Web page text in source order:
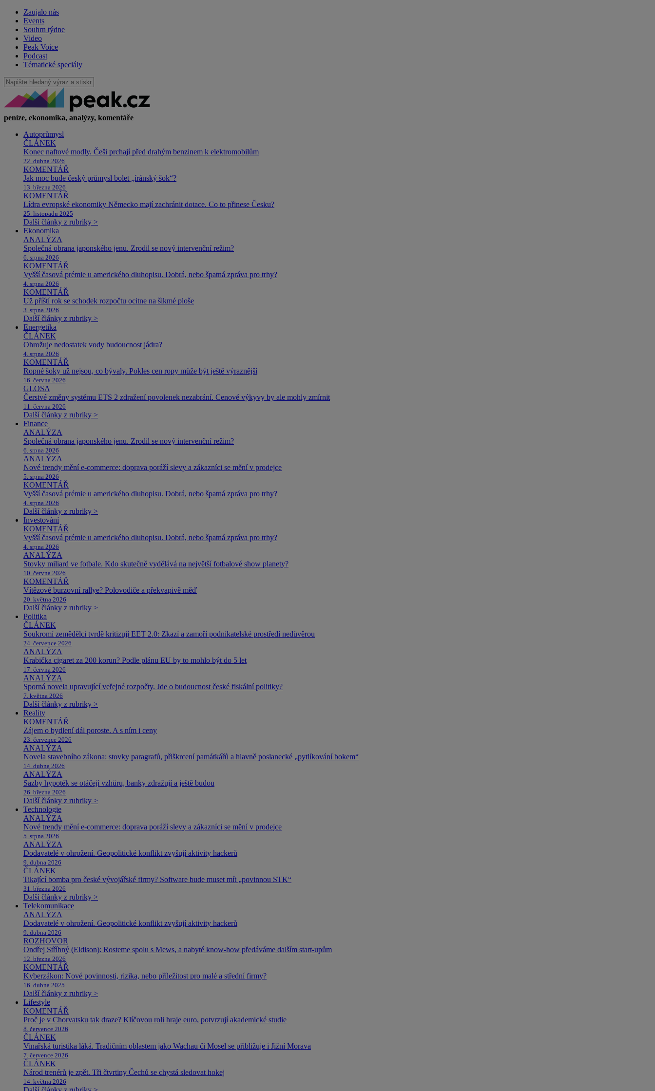
Zaujalo nás
Events
Souhrn týdne
Video
Peak Voice
Podcast
Tématické speciály
peníze, ekonomika, analýzy, komentáře
Autoprůmysl
ČLÁNEK
Konec naftové modly. Češi prchají před drahým benzinem k elektromobilům
22. dubna 2026
KOMENTÁŘ
Jak moc bude český průmysl bolet „íránský šok“?
13. března 2026
KOMENTÁŘ
Lídra evropské ekonomiky Německo mají zachránit dotace. Co to přinese Česku?
25. listopadu 2025
Další články z rubriky >
Ekonomika
ANALÝZA
Společná obrana japonského jenu. Zrodil se nový intervenční režim?
6. srpna 2026
KOMENTÁŘ
Vyšší časová prémie u amerického dluhopisu. Dobrá, nebo špatná zpráva pro trhy?
4. srpna 2026
KOMENTÁŘ
Už příští rok se schodek rozpočtu ocitne na šikmé ploše
3. srpna 2026
Další články z rubriky >
Energetika
ČLÁNEK
Ohrožuje nedostatek vody budoucnost jádra?
4. srpna 2026
KOMENTÁŘ
Ropné šoky už nejsou, co bývaly. Pokles cen ropy může být ještě výraznější
16. června 2026
GLOSA
Čerstvé změny systému ETS 2 zdražení povolenek nezabrání. Cenové výkyvy by ale mohly zmírnit
11. června 2026
Další články z rubriky >
Finance
ANALÝZA
Společná obrana japonského jenu. Zrodil se nový intervenční režim?
6. srpna 2026
ANALÝZA
Nové trendy mění e-commerce: doprava poráží slevy a zákazníci se mění v prodejce
5. srpna 2026
KOMENTÁŘ
Vyšší časová prémie u amerického dluhopisu. Dobrá, nebo špatná zpráva pro trhy?
4. srpna 2026
Další články z rubriky >
Investování
KOMENTÁŘ
Vyšší časová prémie u amerického dluhopisu. Dobrá, nebo špatná zpráva pro trhy?
4. srpna 2026
ANALÝZA
Stovky miliard ve fotbale. Kdo skutečně vydělává na největší fotbalové show planety?
10. června 2026
KOMENTÁŘ
Vítězové burzovní rallye? Polovodiče a překvapivě měď
20. května 2026
Další články z rubriky >
Politika
ČLÁNEK
Soukromí zemědělci tvrdě kritizují EET 2.0: Zkazí a zamoří podnikatelské prostředí nedůvěrou
24. července 2026
ANALÝZA
Krabička cigaret za 200 korun? Podle plánu EU by to mohlo být do 5 let
17. června 2026
ANALÝZA
Sporná novela upravující veřejné rozpočty. Jde o budoucnost české fiskální politiky?
7. května 2026
Další články z rubriky >
Reality
KOMENTÁŘ
Zájem o bydlení dál poroste. A s ním i ceny
23. července 2026
ANALÝZA
Novela stavebního zákona: stovky paragrafů, přiškrcení památkářů a hlavně poslanecké „pytlíkování bokem“
14. dubna 2026
ANALÝZA
Sazby hypoték se otáčejí vzhůru, banky zdražují a ještě budou
26. března 2026
Další články z rubriky >
Technologie
ANALÝZA
Nové trendy mění e-commerce: doprava poráží slevy a zákazníci se mění v prodejce
5. srpna 2026
ANALÝZA
Dodavatelé v ohrožení. Geopolitické konflikt zvyšují aktivity hackerů
9. dubna 2026
ČLÁNEK
Tikající bomba pro české vývojářské firmy? Software bude muset mít „povinnou STK“
31. března 2026
Další články z rubriky >
Telekomunikace
ANALÝZA
Dodavatelé v ohrožení. Geopolitické konflikt zvyšují aktivity hackerů
9. dubna 2026
ROZHOVOR
Ondřej Stříbný (Eldison): Rosteme spolu s Mews, a nabyté know-how předáváme dalším start-upům
12. března 2026
KOMENTÁŘ
Kyberzákon: Nové povinnosti, rizika, nebo příležitost pro malé a střední firmy?
16. dubna 2025
Další články z rubriky >
Lifestyle
KOMENTÁŘ
Proč je v Chorvatsku tak draze? Klíčovou roli hraje euro, potvrzují akademické studie
8. července 2026
ČLÁNEK
Vinařská turistika láká. Tradičním oblastem jako Wachau či Mosel se přibližuje i Jižní Morava
7. července 2026
ČLÁNEK
Národ trenérů je zpět. Tři čtvrtiny Čechů se chystá sledovat hokej
14. května 2026